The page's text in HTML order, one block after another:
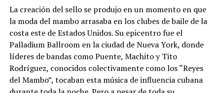
La creación del sello se produjo en un momento en que
la moda del mambo arrasaba en los clubes de baile de la
costa este de Estados Unidos. Su epicentro fue el
Palladium Ballroom en la ciudad de Nueva York, donde
líderes de bandas como Puente, Machito y Tito
Rodríguez, conocidos colectivamente como los “Reyes
del Mambo”, tocaban esta música de influencia cubana